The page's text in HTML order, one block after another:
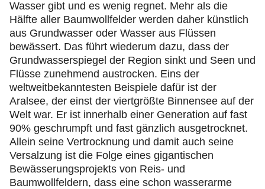
Wasser gibt und es wenig regnet. Mehr als die
Hälfte aller Baumwollfelder werden daher künstlich
aus Grundwasser oder Wasser aus Flüssen
bewässert. Das führt wiederum dazu, dass der
Grundwasserspiegel der Region sinkt und Seen und
Flüsse zunehmend austrocken. Eins der
weltweitbekanntesten Beispiele dafür ist der
Aralsee, der einst der viertgrößte Binnensee auf der
Welt war. Er ist innerhalb einer Generation auf fast
90% geschrumpft und fast gänzlich ausgetrocknet.
Allein seine Vertrocknung und damit auch seine
Versalzung ist die Folge eines gigantischen
Bewässerungsprojekts von Reis- und
Baumwollfeldern, dass eine schon wasserarme